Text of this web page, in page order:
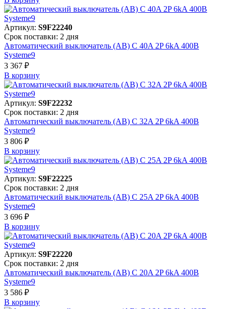
Артикул: S9F22240
Срок поставки: 2 дня
Автоматический выключатель (АВ) C 40A 2P 6kA 400В
Systeme9
3 367 ₽
В корзинy
Артикул: S9F22232
Срок поставки: 2 дня
Автоматический выключатель (АВ) C 32A 2P 6kA 400В
Systeme9
3 806 ₽
В корзинy
Артикул: S9F22225
Срок поставки: 2 дня
Автоматический выключатель (АВ) C 25A 2P 6kA 400В
Systeme9
3 696 ₽
В корзинy
Артикул: S9F22220
Срок поставки: 2 дня
Автоматический выключатель (АВ) C 20A 2P 6kA 400В
Systeme9
3 586 ₽
В корзинy